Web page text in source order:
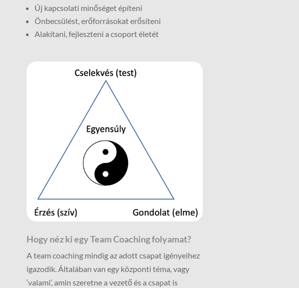
Új kapcsolati minőséget építeni
Önbecsülést, erőforrásokat erősíteni
Alakítani, fejleszteni a csoport életét
Hogy néz ki egy Team Coaching folyamat?
A team coaching mindig az adott csapat igényeihez
igazodik. Általában van egy központi téma, vagy
‘valami’, amin szeretne a vezető és a csapat is